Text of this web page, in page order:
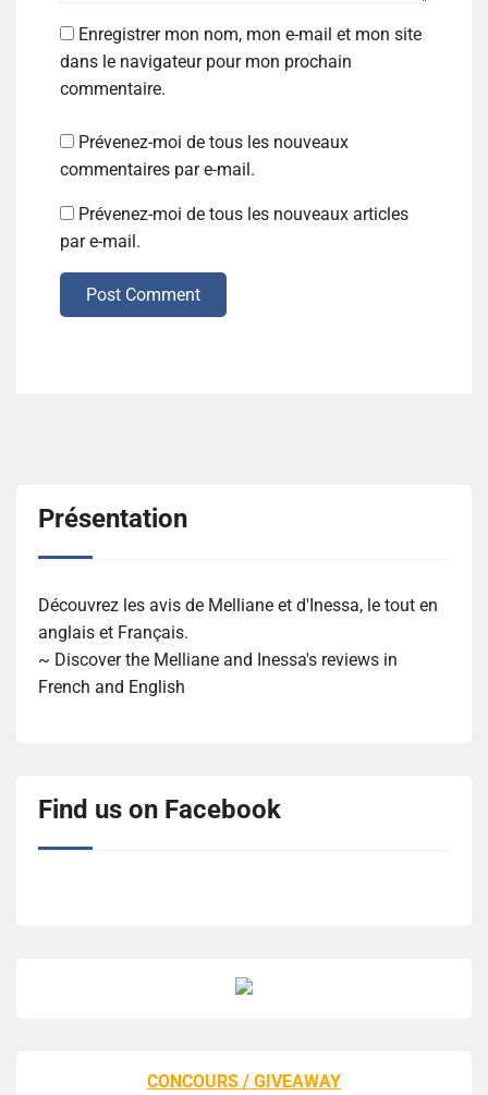
Enregistrer mon nom, mon e-mail et mon site
dans le navigateur pour mon prochain
commentaire.
Prévenez-moi de tous les nouveaux
commentaires par e-mail.
Prévenez-moi de tous les nouveaux articles
par e-mail.
Post Comment
Présentation
Découvrez les avis de Melliane et d'Inessa, le tout en
anglais et Français.
~ Discover the Melliane and Inessa's reviews in
French and English
Find us on Facebook
CONCOURS / GIVEAWAY